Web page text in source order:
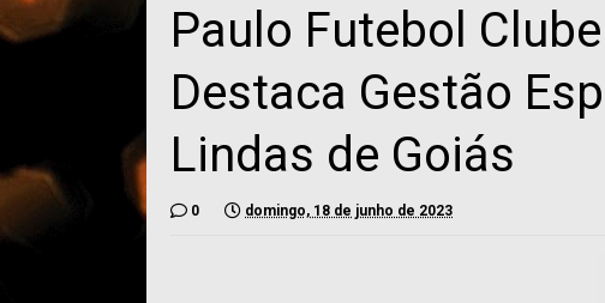
Paulo Futebol
Destaca Gestão
Lindas de Goiás
0 domingo, 18 de junho de 2023